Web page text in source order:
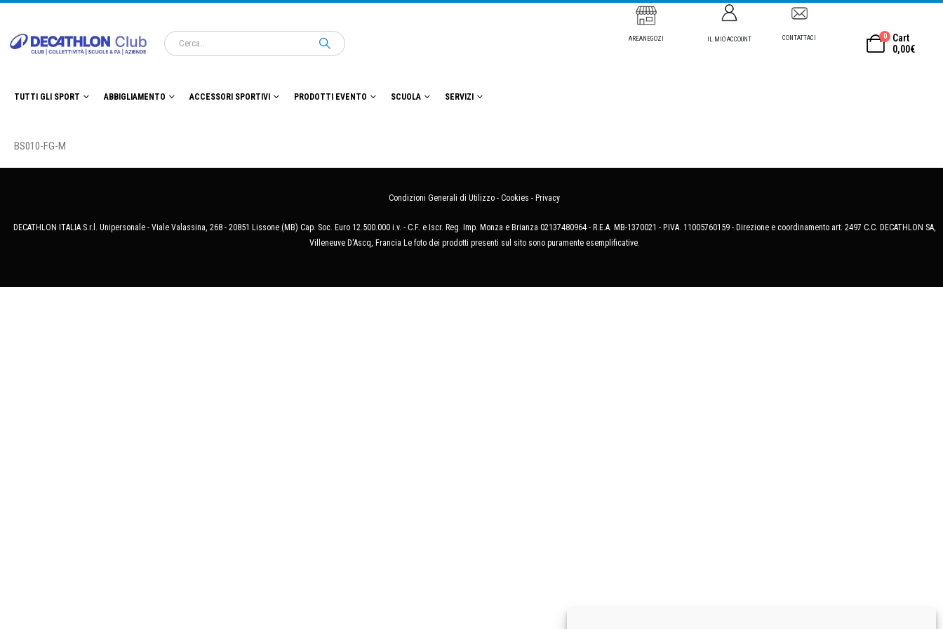
AREANEGOZI IL MIO ACCOUNT CONTATTACI 0
Cart
0,00€
TUTTI GLI SPORT ABBIGLIAMENTO ACCESSORI SPORTIVI PRODOTTI EVENTO SCUOLA SERVIZI
BS010-FG-M
Condizioni Generali di Utilizzo - Cookies - Privacy
DECATHLON ITALIA S.r.l. Unipersonale - Viale Valassina, 268 - 20851 Lissone (MB) Cap. Soc. Euro 12.500.000 i.v. - C.F. e Iscr. Reg. Imp. Monza e Brianza 02137480964 - R.E.A. MB-1370021 - P.IVA. 11005760159 - Direzione e coordinamento art. 2497 C.C. DECATHLON SA,
Villeneuve D'Ascq, Francia Le foto dei prodotti presenti sul sito sono puramente esemplificative.